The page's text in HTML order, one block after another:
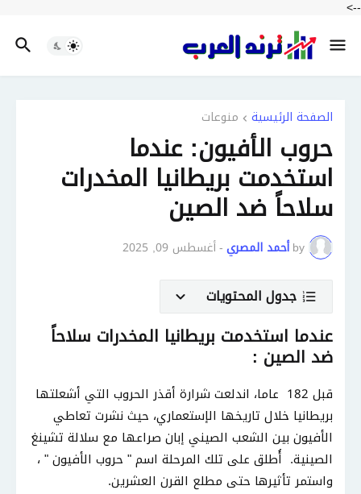
-->
الصفحة الرئيسية منوعات
حروب الأفيون: عندما
استخدمت بريطانيا المخدرات
سلاحاً ضد الصين
byأحمد المصري-أغسطس 09, 2025
جدول المحتويات
عندما استخدمت بريطانيا المخدرات سلاحاً
ضد الصين :
قبل 182 عاما، اندلعت شرارة أقذر الحروب التي أشعلتها
بريطانيا خلال تاريخها الإستعماري، حيث نشرت تعاطي
الأفيون بين الشعب الصيني إبان صراعها مع سلالة تشينغ
الصينية. أُطلق على تلك المرحلة اسم " حروب الأفيون " ،
واستمر تأثيرها حتى مطلع القرن العشرين.